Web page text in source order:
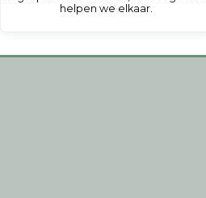
helpen we elkaar.